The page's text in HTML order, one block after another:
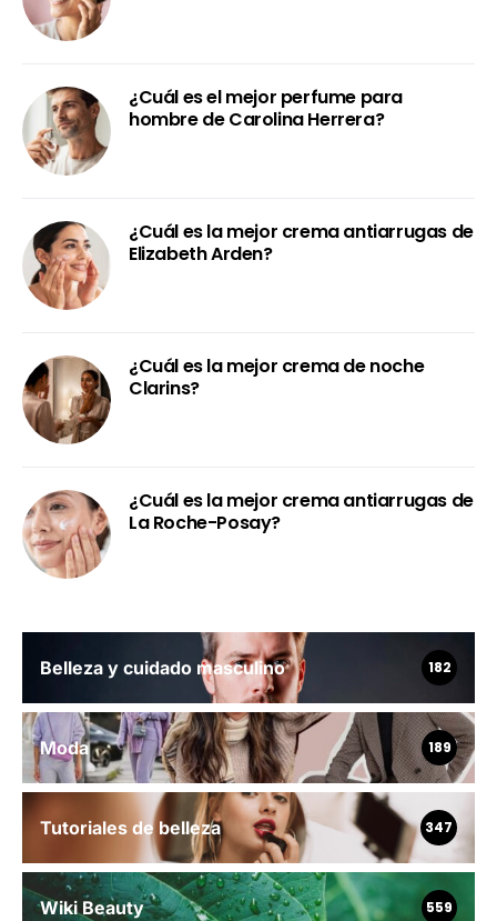
¿Cuál es el mejor perfume para
hombre de Carolina Herrera?
¿Cuál es la mejor crema antiarrugas de
Elizabeth Arden?
¿Cuál es la mejor crema de noche
Clarins?
¿Cuál es la mejor crema antiarrugas de
La Roche-Posay?
Belleza y cuidado masculino 182
Moda 189
Tutoriales de belleza 347
Wiki Beauty 559